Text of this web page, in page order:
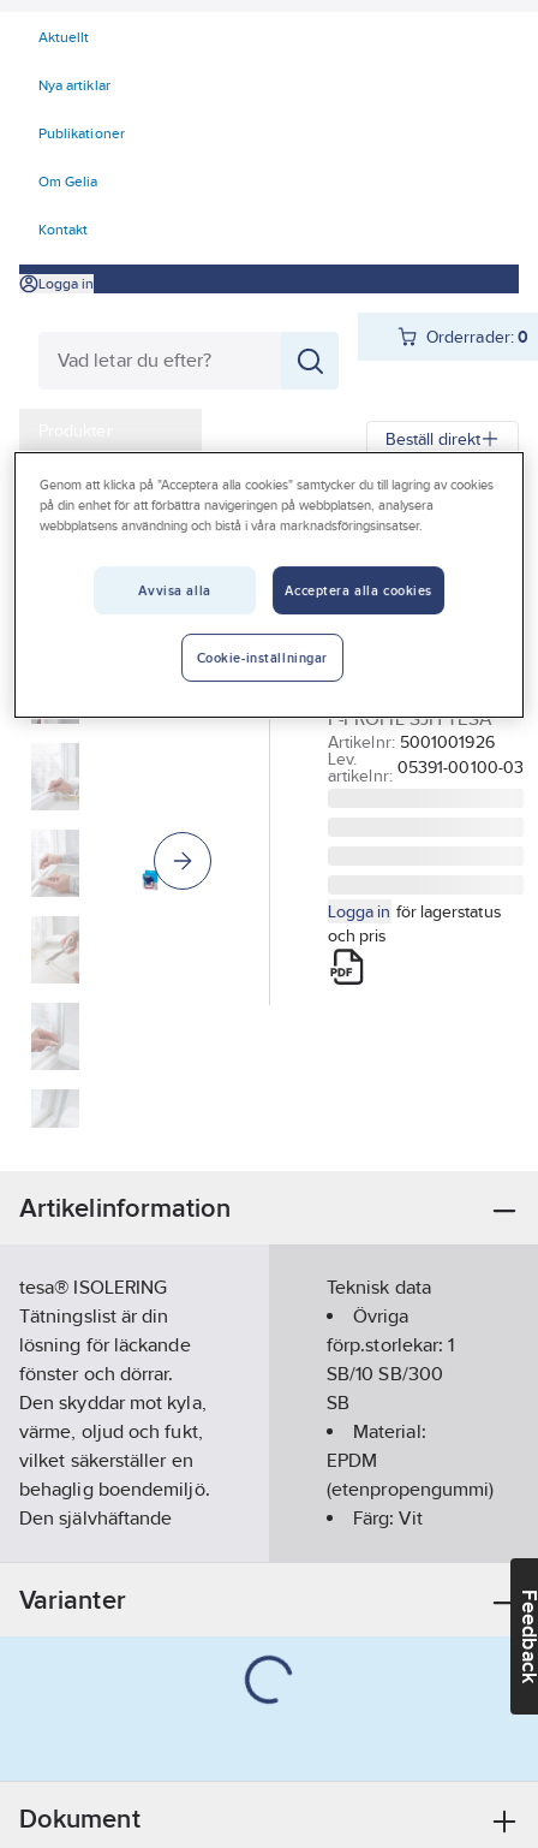
Aktuellt
Nya artiklar
Publikationer
Om Gelia
Kontakt
Logga in
Orderrader:0
Outlet
Beställ direkt
Gelia Produkter Gelia Fästmaterial Tejp & Tätning Tätningslist
TESA
Tätningslist P-
profil, Tesa
9MMX5.5MMX25M VIT
P-PROFIL SJH TESA
Artikelnr: 5001001926
Lev.
artikelnr: 05391-00100-03
Logga in för lagerstatus
och pris
Artikelinformation
tesa® ISOLERING
Tätningslist är din
lösning för läckande
fönster och dörrar.
Den skyddar mot kyla,
värme, oljud och fukt,
vilket säkerställer en
behaglig boendemiljö.
Den självhäftande
allt du behöver är enr
sax. Efter att ha
omedelbart. Med sin
profil som liknar
bokstaven E i tvärsnitt,
Teknisk data
Övriga
förp.storlekar:1
SB/10 SB/300
SB
Material:
EPDM
(etenpropengummi)
Färg:Vit
5.5mm
Ja
Varianter
Dokument
Genom att klicka på "Acceptera alla cookies" samtycker du till lagring av cookies
på din enhet för att förbättra navigeringen på webbplatsen, analysera
webbplatsens användning och bistå i våra marknadsföringsinsatser.
Avvisa alla Acceptera alla cookies
Cookie-inställningar